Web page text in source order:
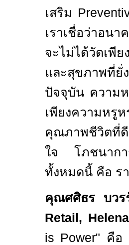
เสริม
เราเชื่อว่าอน
จะไม่ได้วัดเ
และสุขภาพที่ยั่
ปัจจุบัน ความ
เพียงความห
คุณภาพชีวิตที่
ใจ โภชนาก
ทั้งหมดนี้ คือ ร
คุณศศิธร บวร
Retail,
is Power" คือ